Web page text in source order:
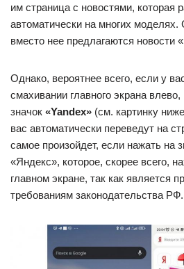
им страница с новостями, которая
автоматически на многих моделях.
вместо нее предлагаются новости
Однако, вероятнее всего, если у
смахивании главного экрана
значок «Yandex» (см. картинку
вас автоматически переведут на
самое произойдет, если нажать на
«Яндекс», которое, скорее всего,
главном экране, так как является
требованиям законодательства РФ.